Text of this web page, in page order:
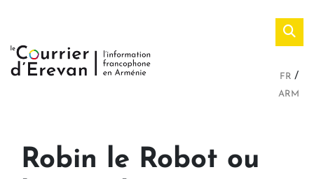
FR
ARM
Robin le Robot ou